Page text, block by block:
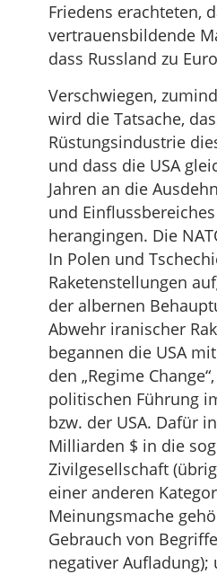
Friedens erachteten,
vertrauensbildende
dass Russland zu
Verschwiegen,
wird die Tatsache,
Rüstungsindustrie
und dass die USA
Jahren an die
und
herangingen. Die
In Polen und
Raketenstellungen
der albernen
Abwehr iranischer
begannen die USA
den „Regime
politischen Führung
bzw. der USA. Dafür
Milliarden $ in die
Zivilgesellschaft
einer anderen
Meinungsmache
Gebrauch von
negativer Aufladung);